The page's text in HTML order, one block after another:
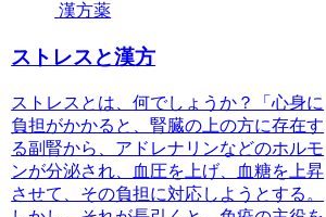
漢方薬
ストレスと漢方
ストレスとは、何でしょうか？「心身に
負担がかかると、腎臓の上の方に存在す
る副腎から、アドレナリンなどのホルモ
ンが分泌され、血圧を上げ、血糖を上昇
させて、その負担に対応しようとする。